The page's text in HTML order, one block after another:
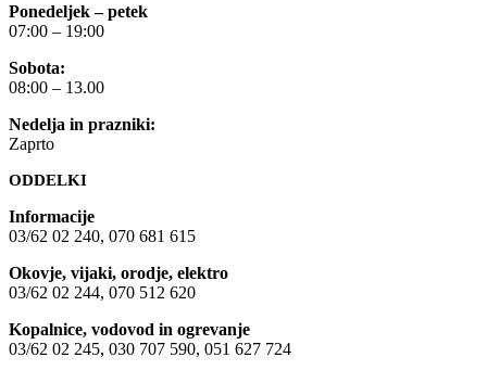
Ponedeljek – petek
07:00 – 19:00
Sobota:
08:00 – 13.00
Nedelja in prazniki:
Zaprto
ODDELKI
Informacije
03/62 02 240, 070 681 615
Okovje, vijaki, orodje, elektro
03/62 02 244, 070 512 620
Kopalnice, vodovod in ogrevanje
03/62 02 245, 030 707 590, 051 627 724